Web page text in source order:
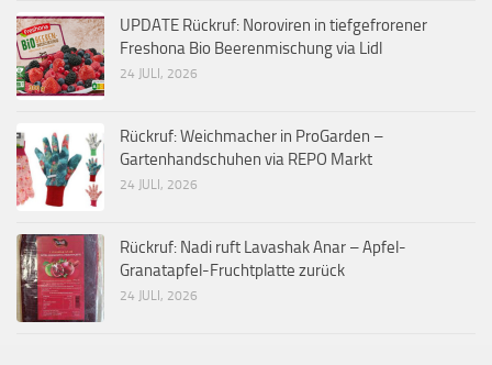
UPDATE Rückruf: Noroviren in tiefgefrorener
Freshona Bio Beerenmischung via Lidl
24 JULI, 2026
Rückruf: Weichmacher in ProGarden –
Gartenhandschuhen via REPO Markt
24 JULI, 2026
Rückruf: Nadi ruft Lavashak Anar – Apfel-
Granatapfel-Fruchtplatte zurück
24 JULI, 2026